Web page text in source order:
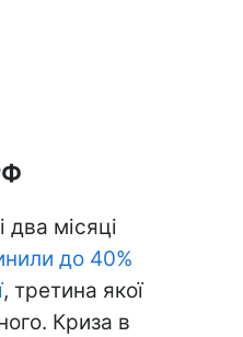
два місяці
до 40%
, третина якої
Криза в